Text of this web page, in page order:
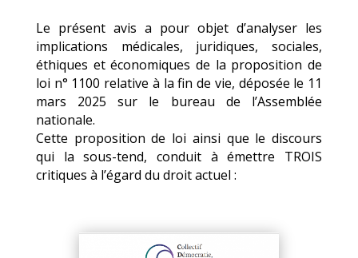
Le présent avis a pour objet d’analyser les
implications médicales, juridiques, sociales,
éthiques et économiques de la proposition de
loi n° 1100 relative à la fin de vie, déposée le 11
mars 2025 sur le bureau de l’Assemblée
nationale.
Cette proposition de loi ainsi que le discours
qui la sous-tend, conduit à émettre TROIS
critiques à l’égard du droit actuel :